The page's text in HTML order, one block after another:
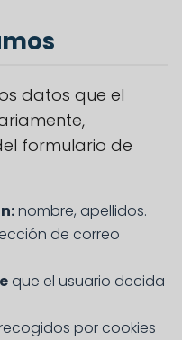
datos que el
formulario de
nombre, apellidos.
de correo
que el usuario decida
por cookies